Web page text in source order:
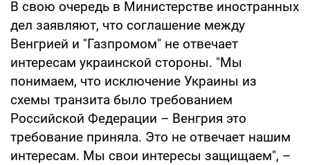
В свою очередь в Министерстве иностранных
дел заявляют, что соглашение между
Венгрией и "Газпромом" не отвечает
интересам украинской стороны. "Мы
понимаем, что исключение Украины из
схемы транзита было требованием
Российской Федерации – Венгрия это
требование приняла. Это не отвечает нашим
интересам. Мы свои интересы защищаем", –